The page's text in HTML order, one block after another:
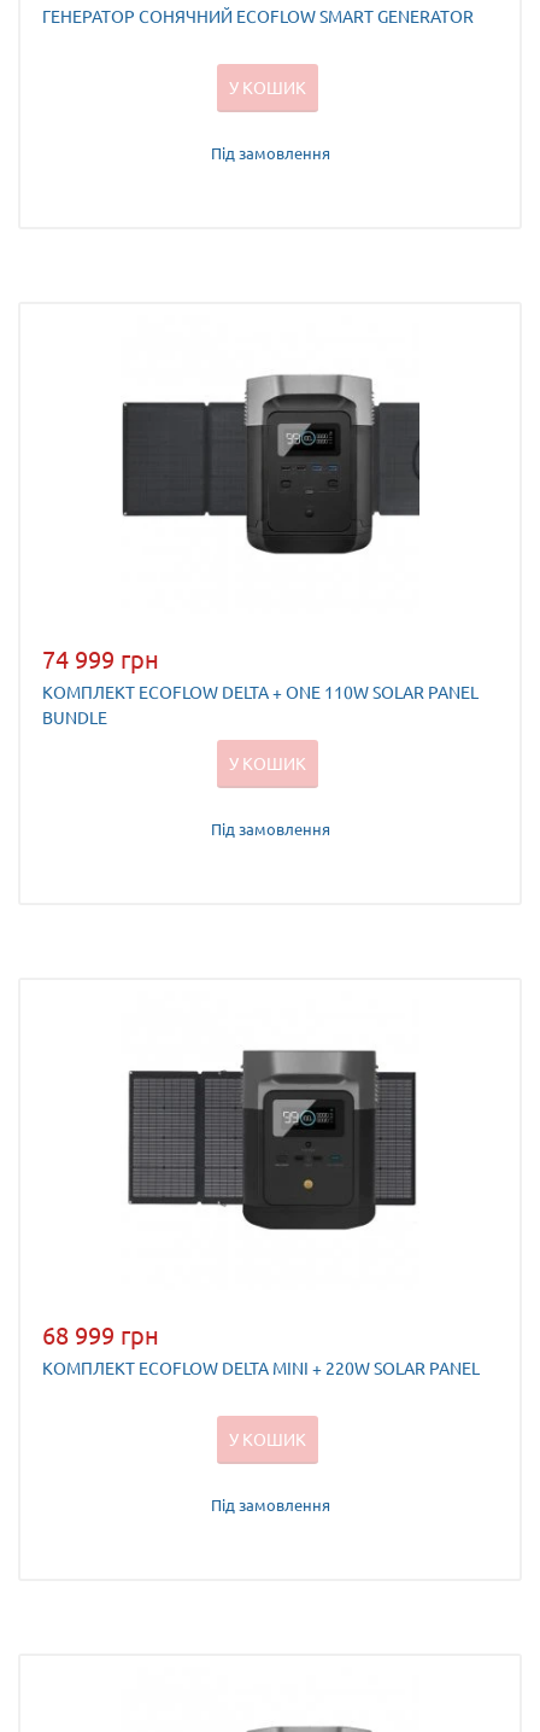
ГЕНЕРАТОР СОНЯЧНИЙ ECOFLOW SMART GENERATOR
У КОШИК
Під замовлення
74 999 грн
КОМПЛЕКТ ECOFLOW DELTA + ONE 110W SOLAR PANEL
BUNDLE
У КОШИК
Під замовлення
68 999 грн
КОМПЛЕКТ ECOFLOW DELTA MINI + 220W SOLAR PANEL
У КОШИК
Під замовлення